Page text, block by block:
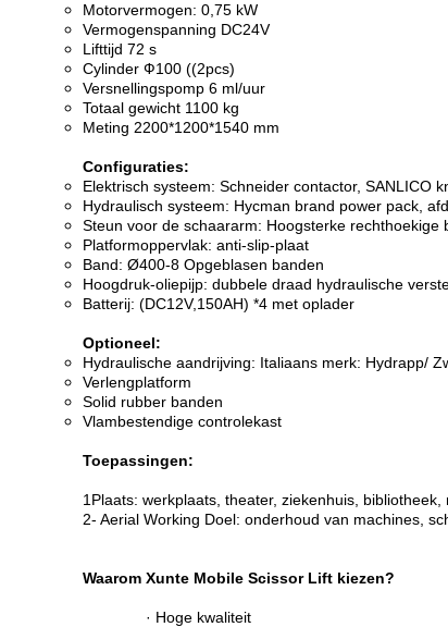
Motorvermogen: 0,75 kW
Vermogenspanning DC24V
Lifttijd 72 s
Cylinder Ф100 ((2pcs)
Versnellingspomp 6 ml/uur
Totaal gewicht 1100 kg
Meting 2200*1200*1540 mm
Configuraties:
Elektrisch systeem: Schneider contactor, SANLICO
Hydraulisch systeem: Hycman brand power pack,
Steun voor de schaararm: Hoogsterke rechthoekige
Platformoppervlak: anti-slip-plaat
Band: Ø400-8 Opgeblasen banden
Hoogdruk-oliepijp: dubbele draad hydraulische
Batterij: (DC12V,150AH) *4 met oplader
Optioneel:
Hydraulische aandrijving: Italiaans merk: Hydrapp/
Verlengplatform
Solid rubber banden
Vlambestendige controlekast
Toepassingen:
1Plaats: werkplaats, theater, ziekenhuis,
2- Aerial Working Doel: onderhoud van machines,
Waarom Xunte Mobile Scissor Lift kiezen?
· Hoge kwaliteit